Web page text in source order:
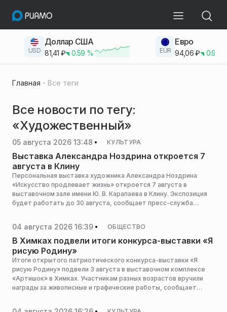
USD
Доллар США
81,41 ₽ 0.59 % EUR
Евро
94,06₽ 0.93
Главная Все теги
Все новости по тегу:
«Художественный»
05 августа 2026 13:48 КУЛЬТУРА
Выставка Александра Ноздрина откроется 7
августа в Клину
Персональная выставка художника Александра Ноздрина
«Искусство продлевает жизнь» откроется 7 августа в
выставочном зале имени Ю. В. Карапаева в Клину. Экспозиция
будет работать до 30 августа, сообщает пресс-служба
04 августа 2026 16:39 ОБЩЕСТВО
В Химках подвели итоги конкурса-выставки «Я
рисую Родину»
Итоги открытого патриотического конкурса-выставки «Я
рисую Родину» подвели 3 августа в выставочном комплексе
«Артишок» в Химках. Участникам разных возрастов вручили
награды за живописные и графические работы, сообщает